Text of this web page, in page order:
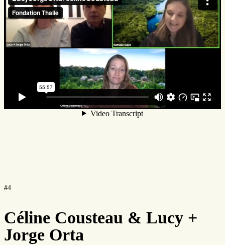
#4
Céline Cousteau & Lucy +
Jorge Orta